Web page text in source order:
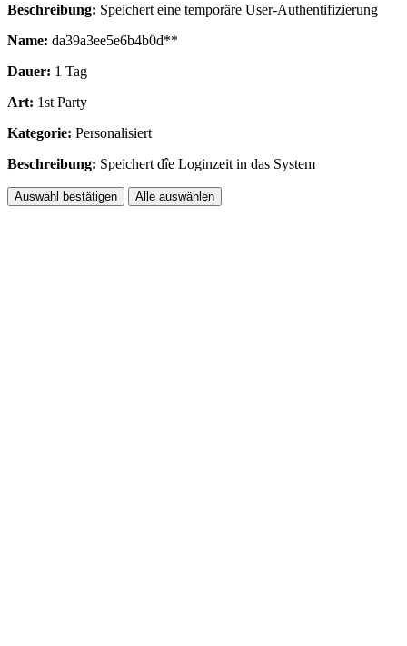
Beschreibung: Speichert eine temporäre User-Authentifizierung
Name: da39a3ee5e6b4b0d**
Dauer: 1 Tag
Art: 1st Party
Kategorie: Personalisiert
Beschreibung: Speichert dîe Loginzeit in das System
Auswahl bestätigen Alle auswählen